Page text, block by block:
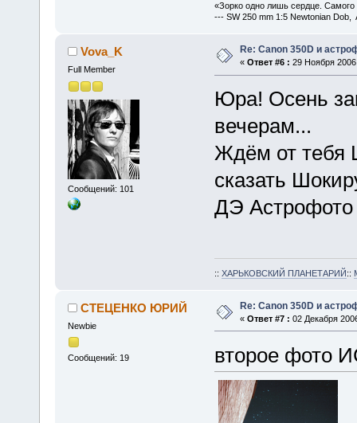
«Зорко одно лишь сердце.
--- SW 250 mm 1:5 Newtonian
Vova_K
Full Member
Сообщений: 101
Re: Canon 350D и
« Ответ #6 : 29 Ноября
Юра! Осень
вечерам...
Ждём от
сказать
ДЭ Астрофото
:: ХАРЬКОВСКИЙ ПЛАНЕТАРИЙ::
СТЕЦЕНКО ЮРИЙ
Newbie
Сообщений: 19
Re: Canon 350D и
« Ответ #7 : 02 Декабря
второе фото